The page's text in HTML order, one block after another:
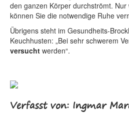
den ganzen Körper durchströmt.
können Sie die notwendige Ruhe
Übrigens steht im Gesundheits-
Keuchhusten: „Bei sehr schwerem
versucht werden“.
Verfasst von: Ingmar